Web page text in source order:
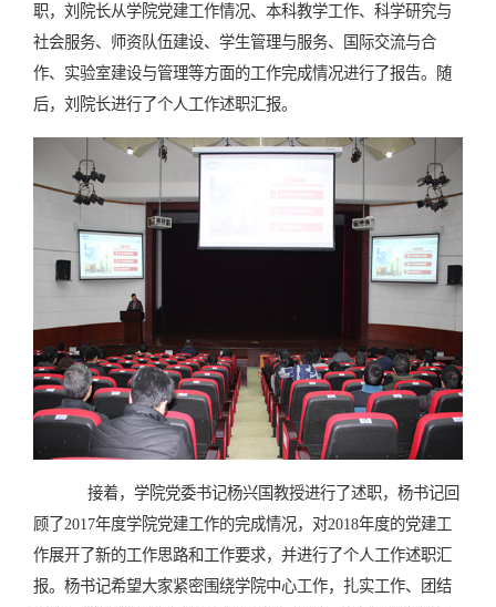
职，刘院长从学院党建工作情况、本科教学工作、科学研究与
社会服务、师资队伍建设、学生管理与服务、国际交流与合
作、实验室建设与管理等方面的工作完成情况进行了报告。随
后，刘院长进行了个人工作述职汇报。
接着，学院党委书记杨兴国教授进行了述职，杨书记回
顾了2017年度学院党建工作的完成情况，对2018年度的党建工
作展开了新的工作思路和工作要求，并进行了个人工作述职汇
报。杨书记希望大家紧密围绕学院中心工作，扎实工作、团结